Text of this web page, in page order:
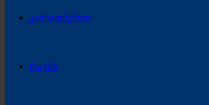
კალათბურთი
რაგბი